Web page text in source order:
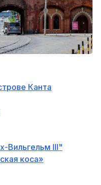
Канта
Вильгельм III"
коса»